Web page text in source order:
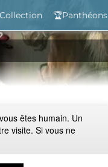
🏆Panthéons
êtes humain. Un
visite. Si vous ne